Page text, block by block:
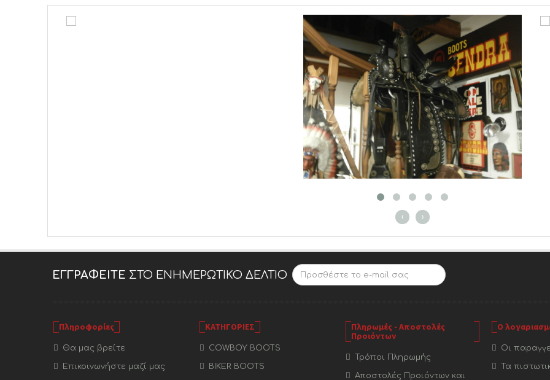
‹ ›
ΕΓΓΡΑΦΕΊΤΕ ΣΤΟ ΕΝΗΜΕΡΩΤΙΚΌ ΔΕΛΤΊΟ
Πληροφορίες
Θα μας βρείτε
Επικοινωνήστε μαζί μας
ΚΑΤΗΓΟΡΙΕΣ
COWBOY BOOTS
BIKER BOOTS
Πληρωμές - Αποστολές
Προιόντων
Τρόποι Πληρωμής
Αποστολές Προιόντων και
Ο
Οι
Τα